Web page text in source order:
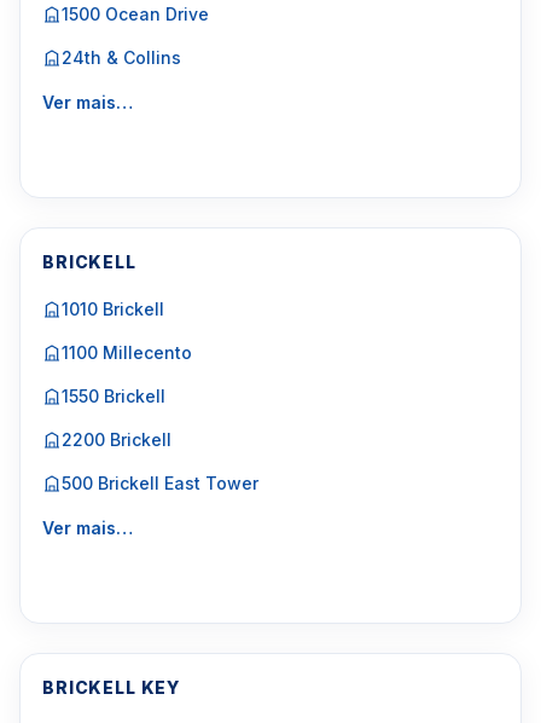
1500 Ocean Drive
24th & Collins
Ver mais…
BRICKELL
1010 Brickell
1100 Millecento
1550 Brickell
2200 Brickell
500 Brickell East Tower
Ver mais…
BRICKELL KEY